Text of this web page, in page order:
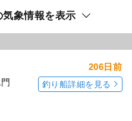
象情報を表示
206日前
釣り船詳細を見る